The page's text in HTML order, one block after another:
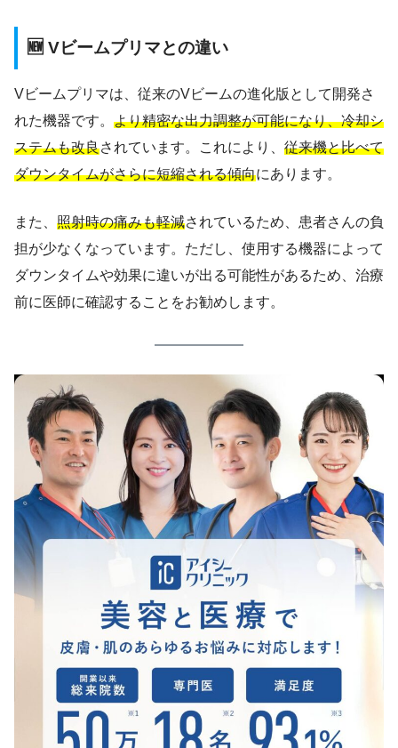
🆕 Vビームプリマとの違い
Vビームプリマは、従来のVビームの進化版として開発さ
れた機器です。 より精密な出力調整が可能になり、冷却シ
ステムも改良されています。これにより、 従来機と比べて
ダウンタイムがさらに短縮される傾向にあります。
また、 照射時の痛みも軽減されているため、患者さんの負
担が少なくなっています。ただし、使用する機器によって
ダウンタイムや効果に違いが出る可能性があるため、治療
前に医師に確認することをお勧めします。